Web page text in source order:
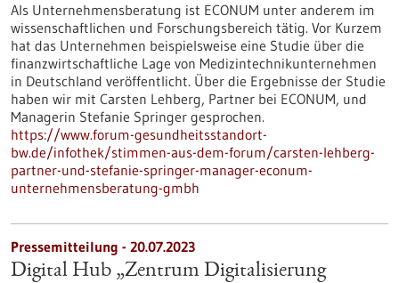
Als Unternehmensberatung ist ECONUM unter anderem im
wissenschaftlichen und Forschungsbereich tätig. Vor Kurzem
hat das Unternehmen beispielsweise eine Studie über die
finanzwirtschaftliche Lage von Medizintechnikunternehmen
in Deutschland veröffentlicht. Über die Ergebnisse der Studie
haben wir mit Carsten Lehberg, Partner bei ECONUM, und
Managerin Stefanie Springer gesprochen.
https://www.forum-gesundheitsstandort-
bw.de/infothek/stimmen-aus-dem-forum/carsten-lehberg-
partner-und-stefanie-springer-manager-econum-
unternehmensberatung-gmbh
Pressemitteilung - 20.07.2023
Digital Hub „Zentrum Digitalisierung